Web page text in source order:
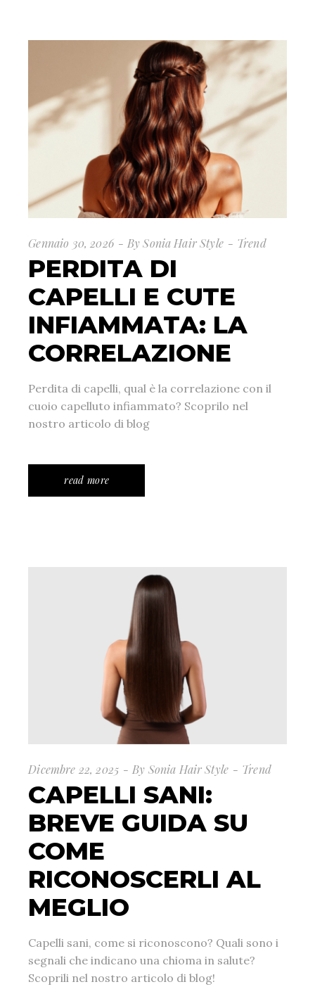
Gennaio 30, 2026 By Sonia Hair Style Trend
PERDITA DI
CAPELLI E CUTE
INFIAMMATA: LA
CORRELAZIONE
Perdita di capelli, qual è la correlazione con il
cuoio capelluto infiammato? Scoprilo nel
nostro articolo di blog
read more
Dicembre 22, 2025 By Sonia Hair Style Trend
CAPELLI SANI:
BREVE GUIDA SU
COME
RICONOSCERLI AL
MEGLIO
Capelli sani, come si riconoscono? Quali sono i
segnali che indicano una chioma in salute?
Scoprili nel nostro articolo di blog!